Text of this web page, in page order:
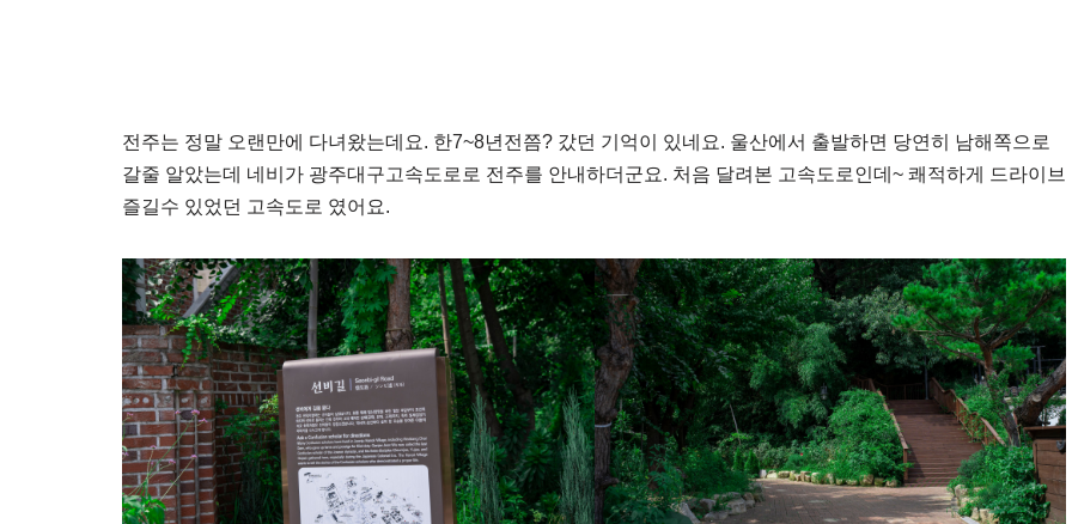
전주는 정말 오랜만에 다녀왔는데요. 한7~8년전쯤? 갔던 기억이 있네요. 울산에서 출발하면 당연히 남해쪽으로
갈줄 알았는데 네비가 광주대구고속도로로 전주를 안내하더군요. 처음 달려본 고속도로인데~ 쾌적하게 드라이브
즐길수 있었던 고속도로 였어요.